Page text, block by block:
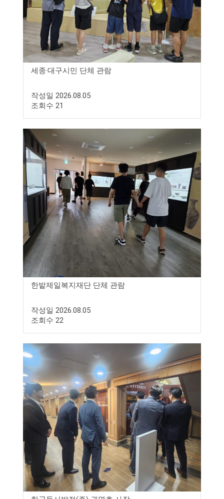
세종·대구시민 단체 관람
작성일 2026.08.05
조회수 21
한밭제일복지재단 단체 관람
작성일 2026.08.05
조회수 22